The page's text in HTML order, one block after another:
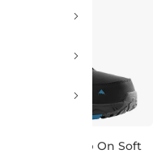
Photon Step On Soft